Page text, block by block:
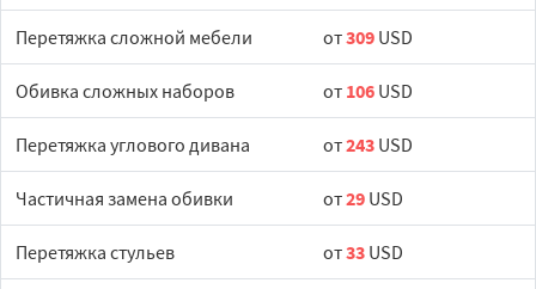
Перетяжка сложной мебели от309 USD
Обивка сложных наборов от 106 USD
Перетяжка углового дивана от243 USD
Частичная замена обивки от29 USD
Перетяжка стульев от33 USD